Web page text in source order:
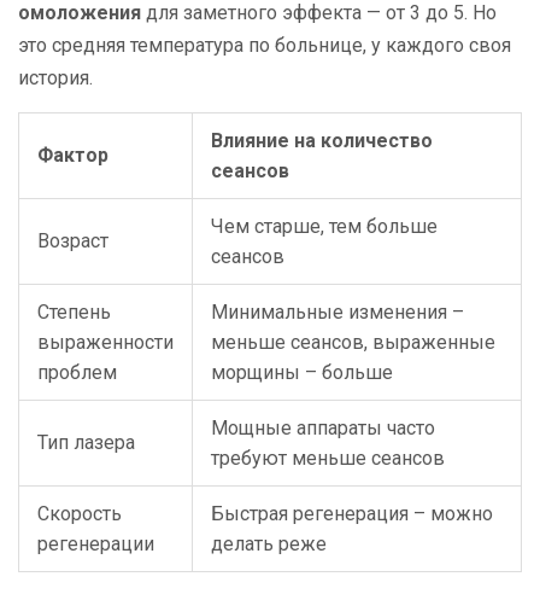
омоложения для заметного эффекта — от 3 до 5. Но
это средняя температура по больнице, у каждого своя
история.
Фактор
Влияние на количество
сеансов
Возраст
Чем старше, тем больше
сеансов
Степень
выраженности
проблем
Минимальные изменения –
меньше сеансов, выраженные
морщины – больше
Тип лазера
Мощные аппараты часто
требуют меньше сеансов
Скорость
регенерации
Быстрая регенерация – можно
делать реже